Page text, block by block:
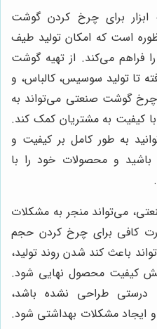
برای چرخ کردن گوشت
است که امکان تولید طیف
فراهم می‌کند. از تهیه گوشت
تا تولید سوسیس، کالباس، و
چرخ گوشت صنعتی می‌تواند به
کیفیت به مشتریان کمک کند.
به طور کامل بر کیفیت و
باشید و محصولات خود را با
می‌تواند منجر به مشکلات
کافی برای چرخ کردن حجم
باعث کند شدن روند تولید،
کیفیت محصول نهایی شود.
طراحی نشده باشد،
ایجاد مشکلات بهداشتی شود.